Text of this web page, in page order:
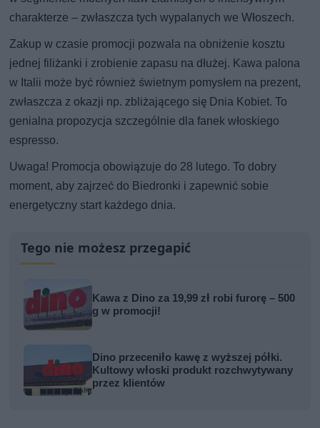
charakterze – zwłaszcza tych wypalanych we Włoszech.
Zakup w czasie promocji pozwala na obniżenie kosztu
jednej filiżanki i zrobienie zapasu na dłużej. Kawa palona
w Italii może być również świetnym pomysłem na prezent,
zwłaszcza z okazji np. zbliżającego się Dnia Kobiet. To
genialna propozycja szczególnie dla fanek włoskiego
espresso.
Uwaga! Promocja obowiązuje do 28 lutego. To dobry
moment, aby zajrzeć do Biedronki i zapewnić sobie
energetyczny start każdego dnia.
Tego nie możesz przegapić
Kawa z Dino za 19,99 zł robi furorę – 500
g w promocji!
Dino przeceniło kawę z wyższej półki.
Kultowy włoski produkt rozchwytywany
przez klientów